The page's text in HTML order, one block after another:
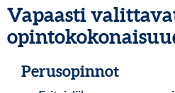
Vapaasti
Perusopinnot